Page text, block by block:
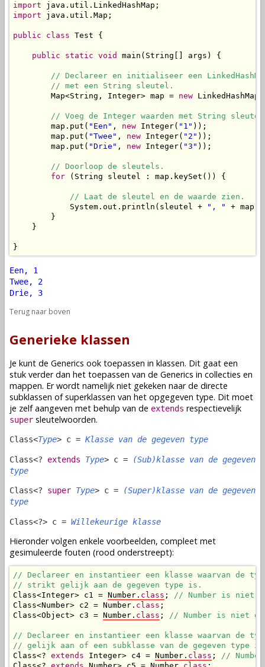
import
import java.util.Map;
public class Test {
public static void main(String[] args) {
// Declareer en initialiseer een
        // met een String sleutel.
        Map<String, Integer> map =
new
// Voeg de Integer waarden met String
        map.put(
"Een" , new Integer( "1" ));
        map.put(
"Twee" , new Integer( "2" ));
        map.put(
"Drie" , new Integer( "3" ));
// Doorloop de sleutels.
for (String sleutel : map.keySet()) {
// Laat de sleutel en de waarde zien.
            System.out.println(sleutel +
", "
+
        }
    }
}
Een, 1
Twee, 2
Drie, 3
Terug naar boven
Generieke klassen
Je kunt de Generics ook toepassen in klassen. Dit gaat een
stuk verder dan het toepassen van de Generics in collecties en
mappen. Er wordt namelijk niet gekeken naar de directe
subklassen of superklassen van het opgegeven type. Dit moet
je zelf aangeven met behulp van de extends respectievelijk
super sleutelwoorden.
Class<Type> c = Klasse van de gegeven type
Class<? extends Type> c =
(Sub)klasse van de gegeven
type
Class<? super Type> c =
(Super)klasse van de gegeven
type
Class<?> c = Willekeurige klasse
Hieronder volgen enkele voorbeelden, compleet met
gesimuleerde fouten (rood onderstreept):
// Declareer en instantieer een klasse waarvan de
// strikt gelijk aan de gegeven type is.
Class<Integer> c1 = Number. class ; // Number is niet
Class<Number> c2 = Number. class ;
Class<Object> c3 = Number. class ; // Number is niet
// Declareer en instantieer een klasse waarvan de
// gelijk aan of een subklasse van de gegeven type
Class<? extends Integer> c4 = Number. class ; //